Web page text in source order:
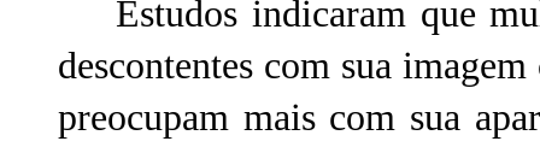
Estudos indicaram que
descontentes com sua
preocupam mais com sua